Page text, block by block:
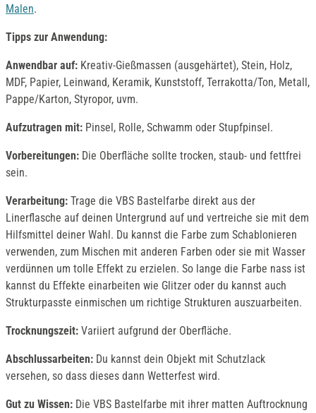
Malen.
Tipps zur Anwendung:
Anwendbar auf: Kreativ-Gießmassen (ausgehärtet), Stein, Holz,
MDF, Papier, Leinwand, Keramik, Kunststoff, Terrakotta/Ton, Metall,
Pappe/Karton, Styropor, uvm.
Aufzutragen mit: Pinsel, Rolle, Schwamm oder Stupfpinsel.
Vorbereitungen: Die Oberfläche sollte trocken, staub- und fettfrei
sein.
Verarbeitung: Trage die VBS Bastelfarbe direkt aus der
Linerflasche auf deinen Untergrund auf und vertreiche sie mit dem
Hilfsmittel deiner Wahl. Du kannst die Farbe zum Schablonieren
verwenden, zum Mischen mit anderen Farben oder sie mit Wasser
verdünnen um tolle Effekt zu erzielen. So lange die Farbe nass ist
kannst du Effekte einarbeiten wie Glitzer oder du kannst auch
Strukturpasste einmischen um richtige Strukturen auszuarbeiten.
Trocknungszeit: Variiert aufgrund der Oberfläche.
Abschlussarbeiten: Du kannst dein Objekt mit Schutzlack
versehen, so dass dieses dann Wetterfest wird.
Gut zu Wissen: Die VBS Bastelfarbe mit ihrer matten Auftrocknung